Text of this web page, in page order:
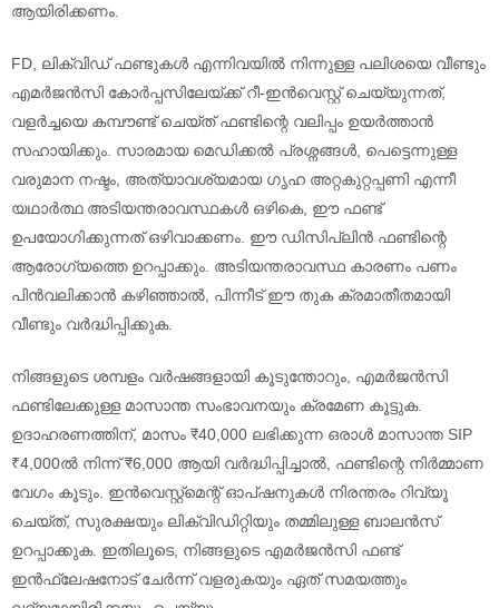
ആയിരിക്കണം.
FD, ലിക്വിഡ് ഫണ്ടുകൾ എന്നിവയിൽ നിന്നുള്ള പലിശയെ വീണ്ടും
എമർജൻസി കോർപ്പസിലേയ്ക്ക് റീ-ഇൻവെസ്റ്റ് ചെയ്യുന്നത്,
വളർച്ചയെ കമ്പൗണ്ട് ചെയ്ത് ഫണ്ടിന്റെ വലിപ്പം ഉയർത്താൻ
സഹായിക്കും. സാരമായ മെഡിക്കൽ പ്രശ്നങ്ങൾ, പെട്ടെന്നുള്ള
വരുമാന നഷ്ടം, അത്യാവശ്യമായ ഗൃഹ അറ്റകുറ്റപ്പണി എന്നീ
യഥാർത്ഥ അടിയന്തരാവസ്ഥകൾ ഒഴികെ, ഈ ഫണ്ട്
ഉപയോഗിക്കുന്നത് ഒഴിവാക്കണം. ഈ ഡിസിപ്ലിൻ ഫണ്ടിന്റെ
ആരോഗ്യത്തെ ഉറപ്പാക്കും. അടിയന്തരാവസ്ഥ കാരണം പണം
പിന്‍വലിക്കാൻ കഴിഞ്ഞാൽ, പിന്നീട് ഈ തുക ക്രമാതീതമായി
വീണ്ടും വർദ്ധിപ്പിക്കുക.
നിങ്ങളുടെ ശമ്പളം വർഷങ്ങളായി കൂടുന്തോറും, എമർജൻസി
ഫണ്ടിലേക്കുള്ള മാസാന്ത സംഭാവനയും ക്രമേണ കൂട്ടുക.
ഉദാഹരണത്തിന്, മാസം ₹40,000 ലഭിക്കുന്ന ഒരാൾ മാസാന്ത SIP
₹4,000ൽ നിന്ന് ₹6,000 ആയി വർദ്ധിപ്പിച്ചാൽ, ഫണ്ടിന്റെ നിർമ്മാണ
വേഗം കൂടും. ഇൻവെസ്റ്റ്മെന്റ് ഓപ്ഷനുകൾ നിരന്തരം റിവ്യൂ
ചെയ്ത്, സുരക്ഷയും ലിക്വിഡിറ്റിയും തമ്മിലുള്ള ബാലൻസ്
ഉറപ്പാക്കുക. ഇതിലൂടെ, നിങ്ങളുടെ എമർജൻസി ഫണ്ട്
ഇൻഫ്ലേഷനോട് ചേർന്ന് വളരുകയും ഏത് സമയത്തും